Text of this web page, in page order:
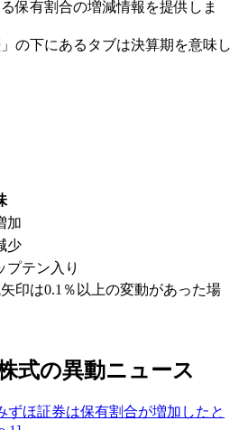
保有割合の増減情報を提供しま
の下にあるタブは決算期を意味し
加
少
プテン入り
印は0.1％以上の変動があった場
式の異動ニュース
ずほ証券は保有割合が増加したと